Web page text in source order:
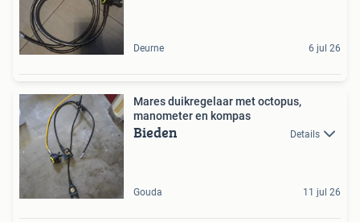
Deurne 6 jul 26
Mares duikregelaar met octopus,
manometer en kompas
Bieden Details
Gouda 11 jul 26